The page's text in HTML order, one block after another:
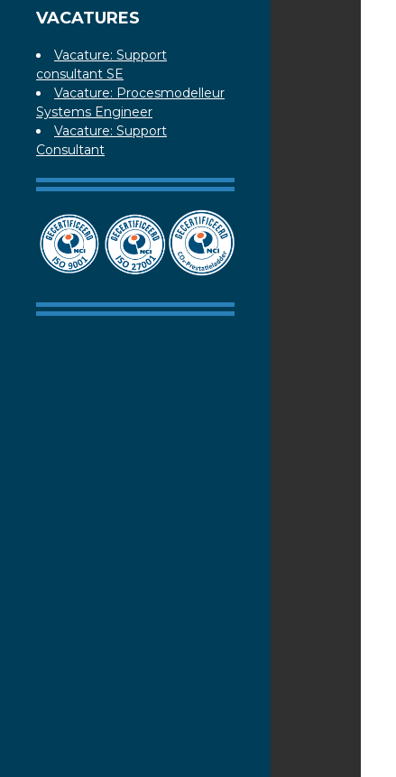
VACATURES
Vacature: Support
consultant SE
Vacature: Procesmodelleur
Systems Engineer
Vacature: Support
Consultant